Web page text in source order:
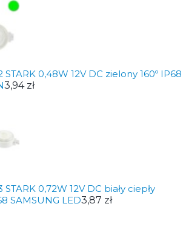
STARK 0,48W 12V DC zielony 160º IP68
3,94 zł
STARK 0,72W 12V DC biały ciepły
SAMSUNG LED3,87 zł